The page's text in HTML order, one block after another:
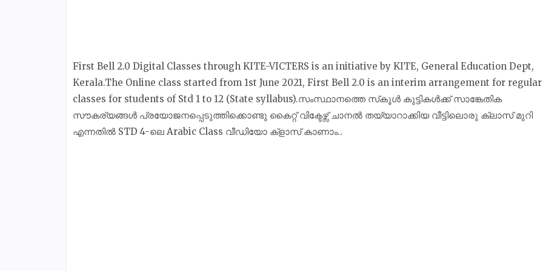
First Bell 2.0 Digital Classes through KITE-VICTERS is an initiative by KITE, General Education Dept,
Kerala.The Online class started from 1st June 2021, First Bell 2.0 is an interim arrangement for regular
classes for students of Std 1 to 12 (State syllabus).സംസ്ഥാനത്തെ സ്‌കൂൾ കുട്ടികൾക്ക് സാങ്കേതിക
സൗകര്യങ്ങൾ പ്രയോജനപ്പെടുത്തിക്കൊണ്ടു കൈറ്റ് വിക്ടേഴ്സ് ചാനല്‍ തയ്യാറാക്കിയ വീട്ടിലൊരു ക്ലാസ് മുറി
എന്നതിൽ STD 4-ലെ Arabic Class വീഡിയോ ക്‌ളാസ് കാണാം..